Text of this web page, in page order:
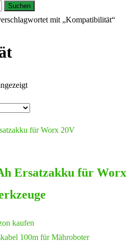
mit „Kompatibilität“
Ersatzakku für Worx
kaufen